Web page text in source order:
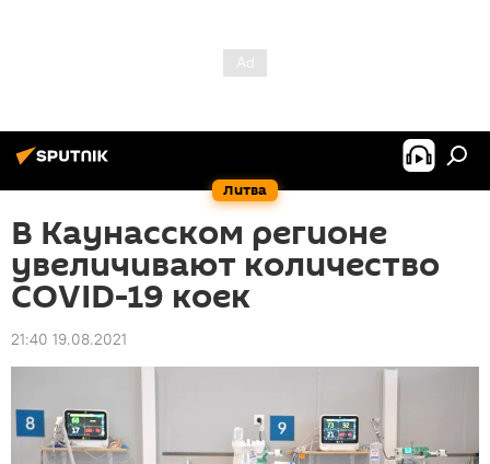
Литва
В Каунасском регионе
увеличивают количество
COVID-19 коек
21:40 19.08.2021